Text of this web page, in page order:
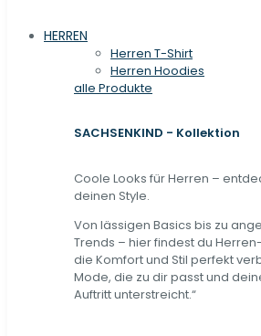
HERREN
Herren T-Shirt
Herren Hoodies
alle Produkte
SACHSENKIND - Kollektion
Coole Looks für Herren –
deinen Style.
Von lässigen Basics bis zu
Trends – hier findest du
die Komfort und Stil perfekt
Mode, die zu dir passt und
Auftritt unterstreicht.“